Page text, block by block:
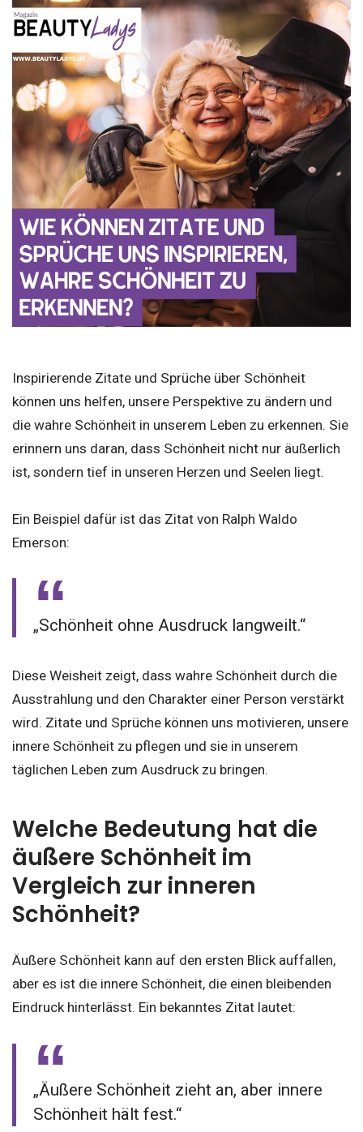
Inspirierende Zitate und Sprüche über Schönheit
können uns helfen, unsere Perspektive zu ändern und
die wahre Schönheit in unserem Leben zu erkennen. Sie
erinnern uns daran, dass Schönheit nicht nur äußerlich
ist, sondern tief in unseren Herzen und Seelen liegt.
Ein Beispiel dafür ist das Zitat von Ralph Waldo
Emerson:
„Schönheit ohne Ausdruck langweilt.“
Diese Weisheit zeigt, dass wahre Schönheit durch die
Ausstrahlung und den Charakter einer Person verstärkt
wird. Zitate und Sprüche können uns motivieren, unsere
innere Schönheit zu pflegen und sie in unserem
täglichen Leben zum Ausdruck zu bringen.
Welche Bedeutung hat die
äußere Schönheit im
Vergleich zur inneren
Schönheit?
Äußere Schönheit kann auf den ersten Blick auffallen,
aber es ist die innere Schönheit, die einen bleibenden
Eindruck hinterlässt. Ein bekanntes Zitat lautet:
„Äußere Schönheit zieht an, aber innere
Schönheit hält fest.“